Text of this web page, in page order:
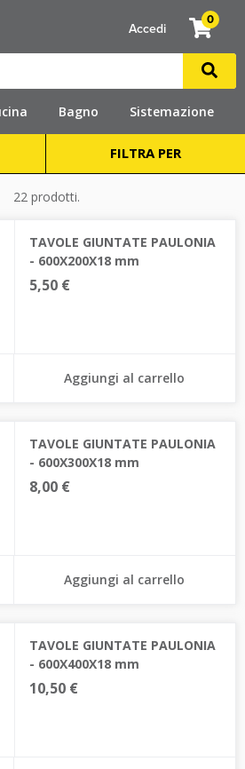
Bagno Sistemazione
0
Accedi
22 prodotti.
FILTRA PER
TAVOLE GIUNTATE PAULONIA
- 600X200X18 mm
5,50 €
Aggiungi al carrello
TAVOLE GIUNTATE PAULONIA
- 600X300X18 mm
8,00 €
Aggiungi al carrello
TAVOLE GIUNTATE PAULONIA
- 600X400X18 mm
10,50 €